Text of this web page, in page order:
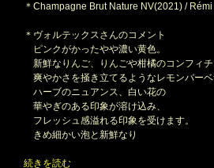
＊Champagne Brut Nature NV(2021) /
＊ヴォルテックスさんのコメント
ピンクがかったやや濃い黄色。
新鮮なりんご、りんごや柑橘のコンフィチ
爽やかさを掻き立てるようなレモンバー
ハーブのニュアンス、白い花の
華やぎのある印象が溶け込み、
フレッシュ感溢れる印象を受けます。
きめ細かい泡と新鮮なり
続きを読む